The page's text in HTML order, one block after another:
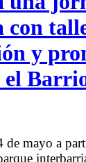
con
y
el
de mayo a